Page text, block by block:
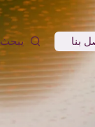
بنا يبحث